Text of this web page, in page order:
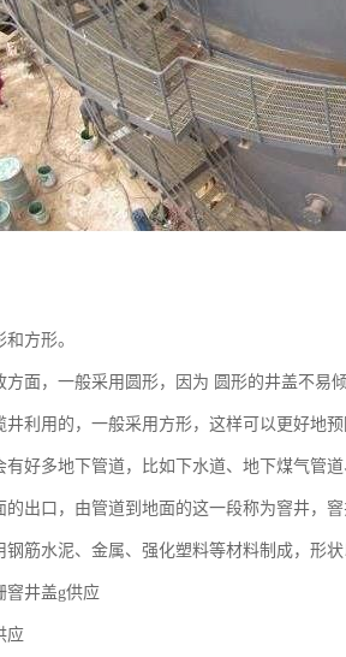
方形。
方面，一般采用圆形，因为 圆形的井盖不易
井利用的，一般采用方形，这样可以更好地预
有好多地下管道，比如下水道、地下煤气管
的出口，由管道到地面的这一段称为窨井，
钢筋水泥、金属、强化塑料等材料制成，形
窨井盖g供应
应